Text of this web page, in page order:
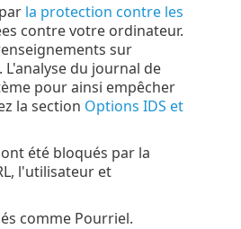
la protection contre les
contre votre ordinateur.
sur
du journal de
pour ainsi empêcher
la section Options IDS et
été bloqués par la
l'utilisateur et
comme Pourriel.